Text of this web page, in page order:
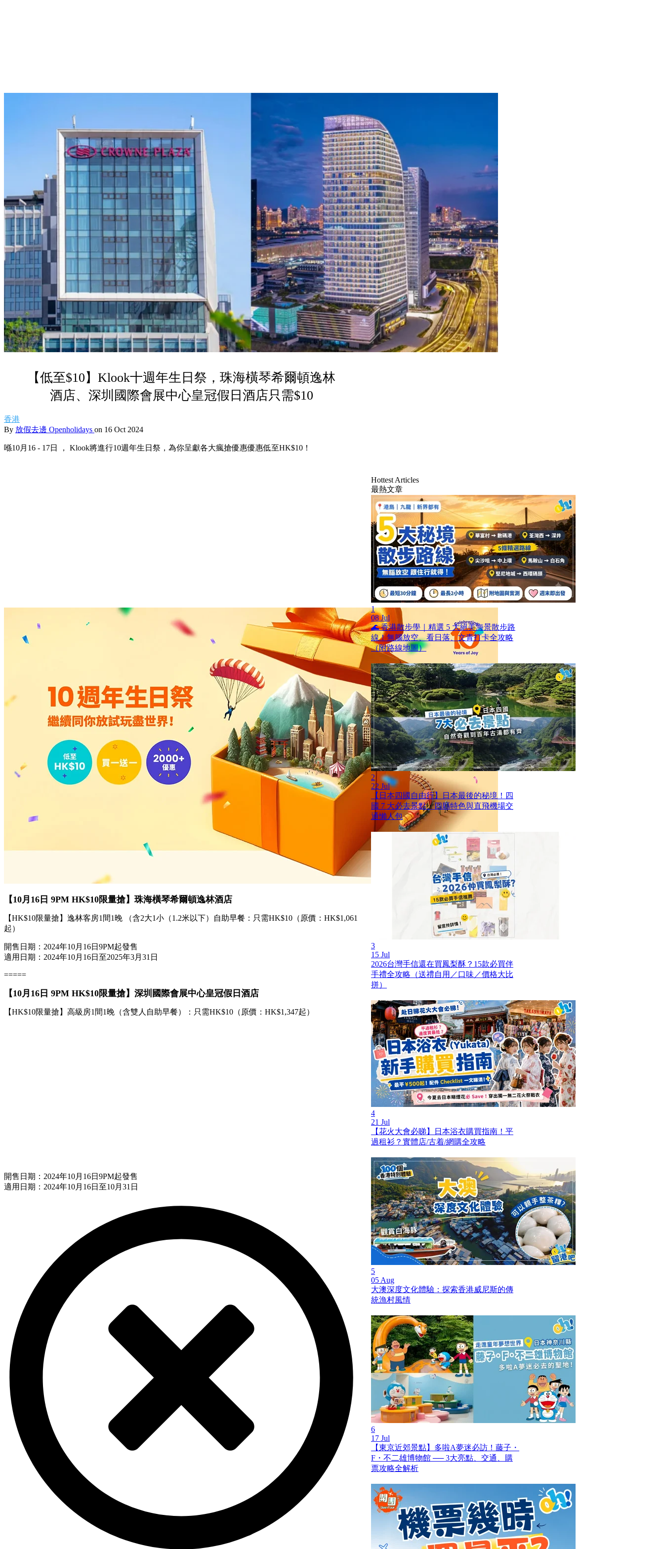
【低至$10】Klook十週年生日祭，珠海橫琴希爾頓逸林
酒店、深圳國際會展中心皇冠假日酒店只需$10
香港
By 放假去邊 Openholidays on 16 Oct 2024
喺10月16 - 17日 ， Klook將進行10週年生日祭，為你呈獻各大瘋搶優惠優惠低至HK$10！
【10月16日 9PM HK$10限量搶】珠海橫琴希爾頓逸林酒店
【HK$10限量搶】逸林客房1間1晚 （含2大1小（1.2米以下）自助早餐：只需HK$10（原價：HK$1,061
起）
開售日期：2024年10月16日9PM起發售
適用日期：2024年10月16日至2025年3月31日
=====
【10月16日 9PM HK$10限量搶】深圳國際會展中心皇冠假日酒店
【HK$10限量搶】高級房1間1晚（含雙人自助早餐）：只需HK$10（原價：HK$1,347起）
開售日期：2024年10月16日9PM起發售
適用日期：2024年10月16日至10月31日
Hottest Articles
最熱文章
1
08 Jul
🌊 香港散步學｜精選 5 大絕美海景散步路
線！無腦放空、看日落、文青打卡全攻略
（附路線地圖）
2
22 Jul
【日本四國自由行】日本最後的秘境！四
國 7 大必去景點、四縣特色與直飛機場交
通懶人包
3
15 Jul
2026台灣手信還在買鳳梨酥？15款必買伴
手禮全攻略（送禮自用／口味／價格大比
拼）
4
21 Jul
【花火大會必睇】日本浴衣購買指南！平
過租衫？實體店/古着/網購全攻略
5
05 Aug
大澳深度文化體驗：探索香港威尼斯的傳
統漁村風情
6
17 Jul
【東京近郊景點】多啦A夢迷必訪！藤子・
F・不二雄博物館 ── 3大亮點、交通、購
票攻略全解析